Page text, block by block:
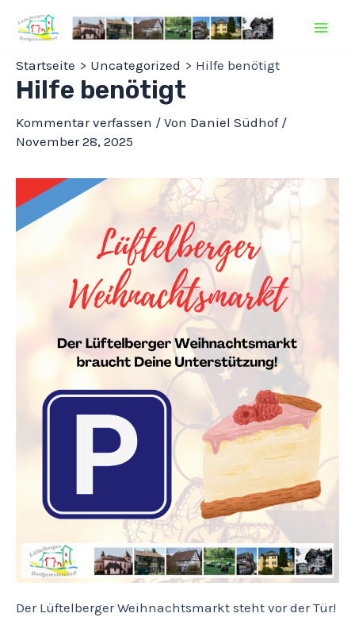
Inhalt
Startseite Uncategorized Hilfe benötigt
Hilfe benötigt
Kommentar verfassen / Von Daniel Südhof /
November 28, 2025
Der Lüftelberger Weihnachtsmarkt steht vor der Tür!